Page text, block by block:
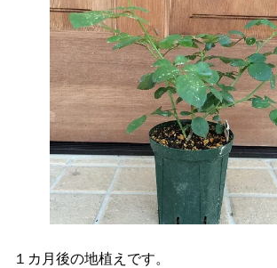
１カ月後の地植えです。